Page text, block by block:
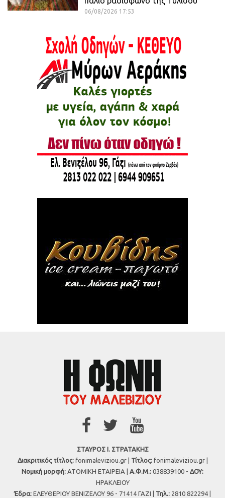
06/08/2026 17:53
ΣΤΑΥΡΟΣ Ι. ΣΤΡΑΤΑΚΗΣ
Διακριτικός τίτλος:fonimaleviziou.gr | Τίτλος:fonimaleviziou.gr |
Νομική μορφή: ΑΤΟΜΙΚΗ ΕΤΑΙΡΕΙΑ | Α.Φ.Μ.: 038839100 - ΔΟΥ:
ΗΡΑΚΛΕΙΟΥ
Έδρα: ΕΛΕΥΘΕΡΙΟΥ ΒΕΝΙΖΕΛΟΥ 96 - 71414 ΓΑΖΙ | Τηλ.: 2810 822294 |